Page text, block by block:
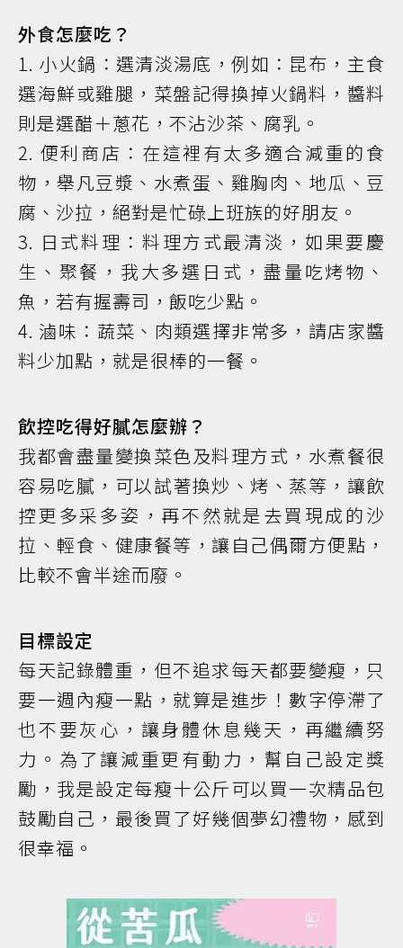
外食怎麼吃？
1. 小火鍋：選清淡湯底，例如：昆布，主食
選海鮮或雞腿，菜盤記得換掉火鍋料，醬料
則是選醋＋蔥花，不沾沙茶、腐乳。
2. 便利商店：在這裡有太多適合減重的食
物，舉凡豆漿、水煮蛋、雞胸肉、地瓜、豆
腐、沙拉，絕對是忙碌上班族的好朋友。
3. 日式料理：料理方式最清淡，如果要慶
生、聚餐，我大多選日式，盡量吃烤物、
魚，若有握壽司，飯吃少點。
4. 滷味：蔬菜、肉類選擇非常多，請店家醬
料少加點，就是很棒的一餐。
飲控吃得好膩怎麼辦？
我都會盡量變換菜色及料理方式，水煮餐很
容易吃膩，可以試著換炒、烤、蒸等，讓飲
控更多采多姿，再不然就是去買現成的沙
拉、輕食、健康餐等，讓自己偶爾方便點，
比較不會半途而廢。
目標設定
每天記錄體重，但不追求每天都要變瘦，只
要一週內瘦一點，就算是進步！數字停滯了
也不要灰心，讓身體休息幾天，再繼續努
力。為了讓減重更有動力，幫自己設定獎
勵，我是設定每瘦十公斤可以買一次精品包
鼓勵自己，最後買了好幾個夢幻禮物，感到
很幸福。